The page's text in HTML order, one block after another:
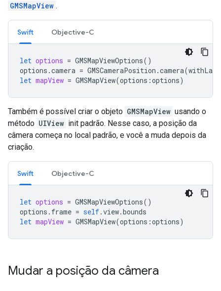
GMSMapView .
Swift Objective-C
let options = GMSMapViewOptions()
options .camera = GMSCameraPosition .camera(
let mapView = GMSMapView(options :options)
Também é possível criar o objeto GMSMapView usando o
método UIView init padrão. Nesse caso, a posição da
câmera começa no local padrão, e você a muda depois da
criação.
Swift Objective-C
let options = GMSMapViewOptions()
options . frame = self.view.bounds
let mapView = GMSMapView(options :options)
Mudar a posição da câmera